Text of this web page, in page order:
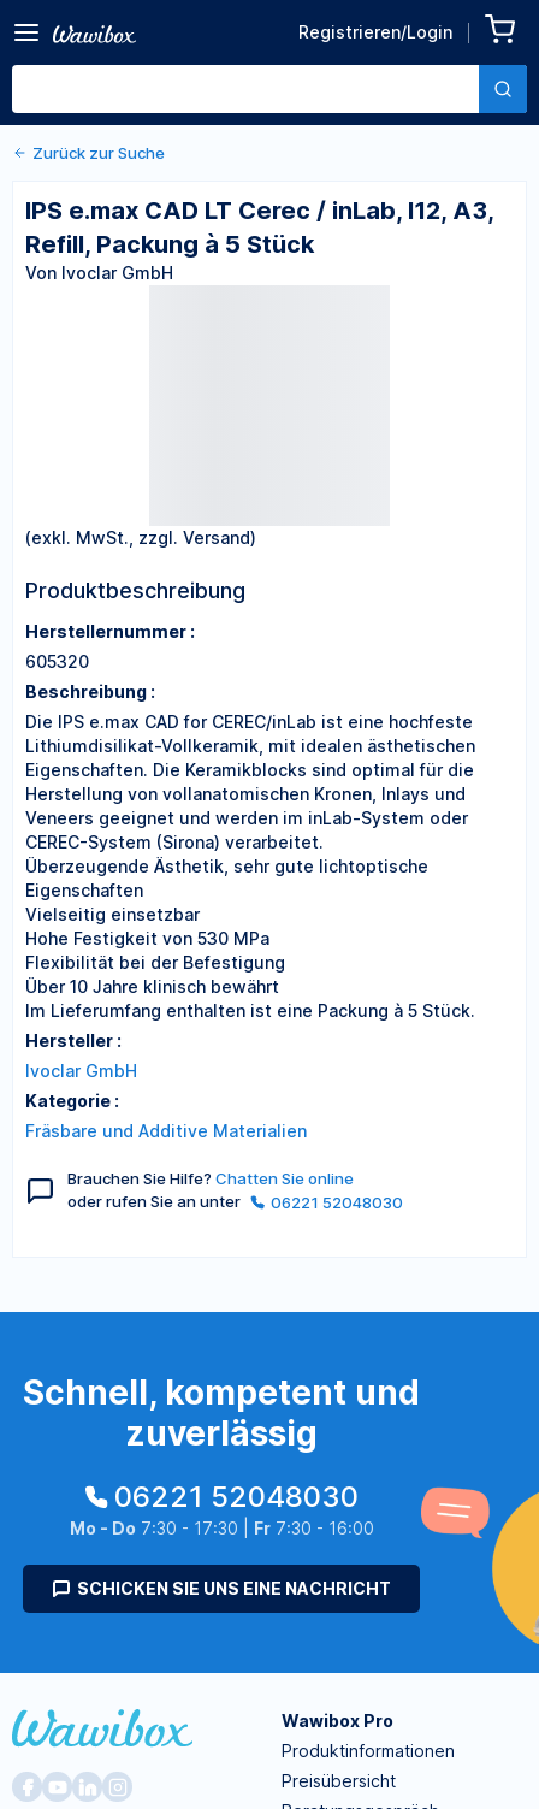
Registrieren/Login
inLab, I12, A3, Refill,
Packung à 5 Stück
Von Ivoclar GmbH
Zurück zu den Produktdetails
Zurück zur Suche
IPS e.max CAD LT Cerec / inLab, I12, A3,
Refill, Packung à 5 Stück
Von Ivoclar GmbH
(exkl. MwSt., zzgl. Versand)
Produktbeschreibung
Herstellernummer :
605320
Beschreibung :
Die IPS e.max CAD for CEREC/inLab ist eine hochfeste
Lithiumdisilikat-Vollkeramik, mit idealen ästhetischen
Eigenschaften. Die Keramikblocks sind optimal für die
Herstellung von vollanatomischen Kronen, Inlays und
Veneers geeignet und werden im inLab-System oder
CEREC-System (Sirona) verarbeitet.
Überzeugende Ästhetik, sehr gute lichtoptische
Eigenschaften
Vielseitig einsetzbar
Hohe Festigkeit von 530 MPa
Flexibilität bei der Befestigung
Über 10 Jahre klinisch bewährt
Im Lieferumfang enthalten ist eine Packung à 5 Stück.
Hersteller :
Ivoclar GmbH
Kategorie :
Fräsbare und Additive Materialien
Brauchen Sie Hilfe? Chatten Sie online
oder rufen Sie an unter
06221 52048030
Schnell, kompetent und
zuverlässig
06221 52048030
Mo - Do 7:30 - 17:30 | Fr7:30 - 16:00
SCHICKEN SIE UNS EINE NACHRICHT
Wawibox Pro
Produktinformationen
Preisübersicht